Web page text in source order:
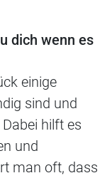
dich wenn es
einige
sind und
hilft es
und
man oft, dass